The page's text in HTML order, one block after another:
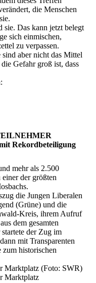
die Menschen
Das kann jetzt belegt
sich einmischen,
zu verpassen.
aber nicht das Mittel
Gefahr groß ist, dass
Rekordbeteiligung
mehr als 2.500
der größten
die Jungen Liberalen
(Grüne) und die
Kreis, ihrem Aufruf
dem gesamten
der Zug im
mit Transparenten
zum historischen
Marktplatz (Foto: SWR)
Marktplatz